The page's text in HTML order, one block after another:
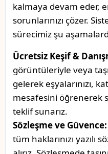
kalmaya devam eder,
sorunlarınızı çözer.
sürecimiz şu
Ücretsiz Keşif &
görüntüleriyle veya
gelerek eşyalarınızı,
mesafesini öğrenerek
teklif sunarız.
Sözleşme ve Güvence:
tüm haklarınızı yazılı